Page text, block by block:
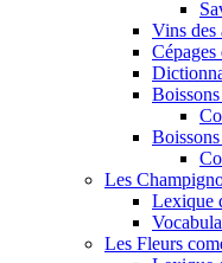
Vins des
Cépages
Les
Lexique
Les Fleurs